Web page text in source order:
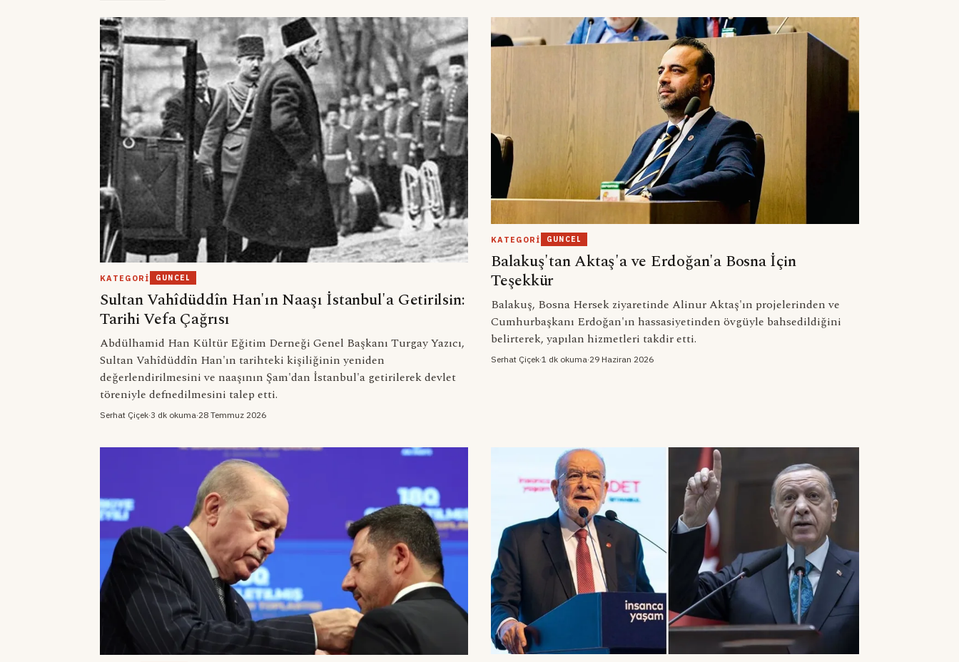
KATEGORI GUNCEL
Sultan Vahîdüddîn Han'ın Naaşı İstanbul'a Getirilsin:
Tarihi Vefa Çağrısı
Abdülhamid Han Kültür Eğitim Derneği Genel Başkanı Turgay Yazıcı,
Sultan Vahîdüddîn Han'ın tarihteki kişiliğinin yeniden
değerlendirilmesini ve naaşının Şam'dan İstanbul'a getirilerek devlet
töreniyle defnedilmesini talep etti.
Serhat Çiçek·3 dk okuma·28 Temmuz 2026
KATEGORI GUNCEL
Balakuş'tan Aktaş'a ve Erdoğan'a Bosna İçin
Teşekkür
Balakuş, Bosna Hersek ziyaretinde Alinur Aktaş'ın projelerinden ve
Cumhurbaşkanı Erdoğan'ın hassasiyetinden övgüyle bahsedildiğini
belirterek, yapılan hizmetleri takdir etti.
Serhat Çiçek·1 dk okuma·29 Haziran 2026